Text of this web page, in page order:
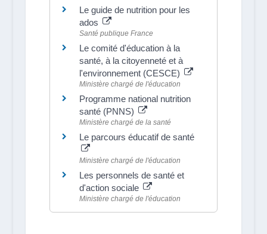
Le guide de nutrition pour les
ados
Santé publique France
Le comité d'éducation à la
santé, à la citoyenneté et à
l'environnement (CESCE)
Ministère chargé de l'éducation
Programme national nutrition
santé (PNNS)
Ministère chargé de la santé
Le parcours éducatif de santé
Ministère chargé de l'éducation
Les personnels de santé et
d'action sociale
Ministère chargé de l'éducation